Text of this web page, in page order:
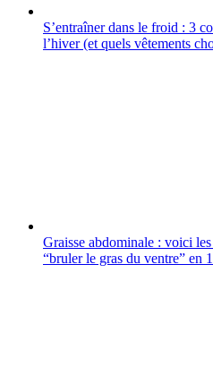
S’entraîner dans le froid : 3
l’hiver (et quels vêtements
Graisse abdominale : voici
“bruler le gras du ventre” en